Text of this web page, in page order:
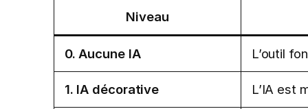
Niveau
0. Aucune IA L’outil
1. IA décorative L’IA est